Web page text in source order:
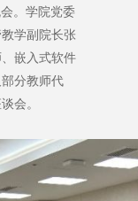
。学院党委
学副院长张
嵌入式软件
分教师代
会。